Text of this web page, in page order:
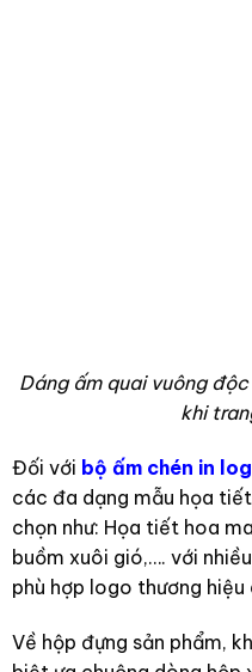
Dáng ấm quai vuông
khi
Đối với bộ ấm chén in
các đa dạng mẫu họa
chọn như: Họa tiết hoa
buồm xuôi gió,…. với
phù hợp logo thương
Về hộp đựng sản phẩm,